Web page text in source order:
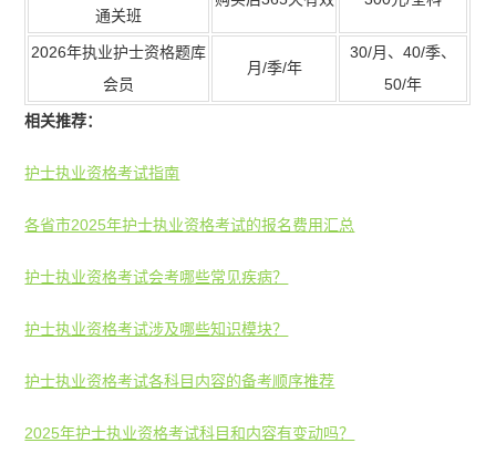
通关班
2026年执业护士资格题库
会员
月/季/年
30/月、40/季、
50/年
相关推荐：
护士执业资格考试指南
各省市2025年护士执业资格考试的报名费用汇总
护士执业资格考试会考哪些常见疾病？
护士执业资格考试涉及哪些知识模块？
护士执业资格考试各科目内容的备考顺序推荐
2025年护士执业资格考试科目和内容有变动吗？